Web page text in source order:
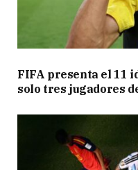
FIFA presenta el 11
solo tres jugadores